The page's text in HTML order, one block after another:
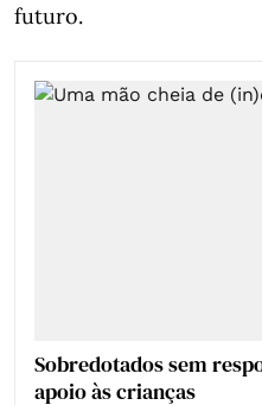
futuro.
Sobredotados sem
apoio às crianças